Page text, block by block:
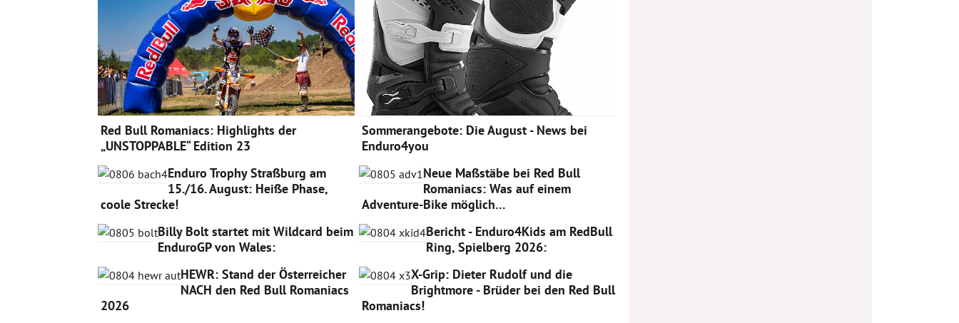
Red Bull Romaniacs: Highlights der
„UNSTOPPABLE“ Edition 23
Sommerangebote: Die August - News bei
Enduro4you
Enduro Trophy Straßburg am
15./16. August: Heiße Phase,
coole Strecke!
Neue Maßstäbe bei Red Bull
Romaniacs: Was auf einem
Adventure-Bike möglich…
Billy Bolt startet mit Wildcard beim
EnduroGP von Wales:
Bericht - Enduro4Kids am RedBull
Ring, Spielberg 2026:
HEWR: Stand der Österreicher
NACH den Red Bull Romaniacs
2026
X-Grip: Dieter Rudolf und die
Brightmore - Brüder bei den Red Bull
Romaniacs!